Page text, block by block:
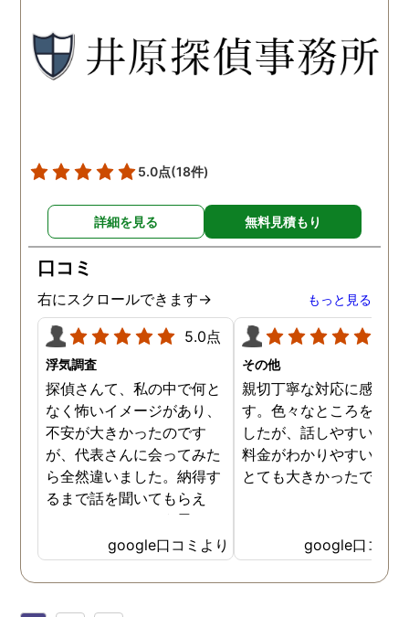
と思います。思い切ってお
願いして良かったです。 こ
の度はありがとうございま
とうございました。
5.0点(18件)
詳細を見る 無料見積もり
口コミ
右にスクロールできます→ もっと見る
5.0点
浮気調査
探偵さんて、私の中で何と
なく怖いイメージがあり、
不安が大きかったのです
が、代表さんに会ってみた
ら全然違いました。納得す
るまで話を聞いてもらえ
て、ここならという思いで
依頼しました。代表さんが
私と一緒に戦ってくれてる
感じがして、心強かったで
google口コミより
その他
親切丁寧な対応に感謝し
す。色々なところを探し
したが、話しやすいこと
料金がわかりやすいこと
とても大きかったです。
google口コミ